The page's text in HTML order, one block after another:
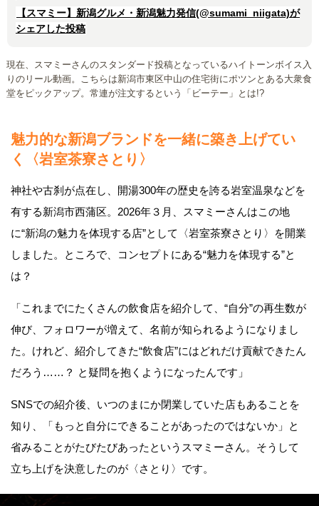
【スマミー】新潟グルメ・新潟魅力発信(@sumami_niigata)が
シェアした投稿
現在、スマミーさんのスタンダード投稿となっているハイトーンボイス入
りのリール動画。こちらは新潟市東区中山の住宅街にポツンとある大衆食
堂をピックアップ。常連が注文するという「ビーテー」とは!?
魅力的な新潟ブランドを一緒に築き上げてい
く〈岩室茶寮さとり〉
神社や古刹が点在し、開湯300年の歴史を誇る岩室温泉などを
有する新潟市西蒲区。2026年３月、スマミーさんはこの地
に“新潟の魅力を体現する店”として〈岩室茶寮さとり〉を開業
しました。ところで、コンセプトにある“魅力を体現する”と
は？
「これまでにたくさんの飲食店を紹介して、“自分”の再生数が
伸び、フォロワーが増えて、名前が知られるようになりまし
た。けれど、紹介してきた“飲食店”にはどれだけ貢献できたん
だろう……？ と疑問を抱くようになったんです」
SNSでの紹介後、いつのまにか閉業していた店もあることを
知り、「もっと自分にできることがあったのではないか」と
省みることがたびたびあったというスマミーさん。そうして
立ち上げを決意したのが〈さとり〉です。